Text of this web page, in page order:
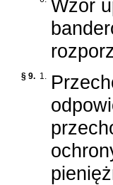
Wzór
§ 9. 1.